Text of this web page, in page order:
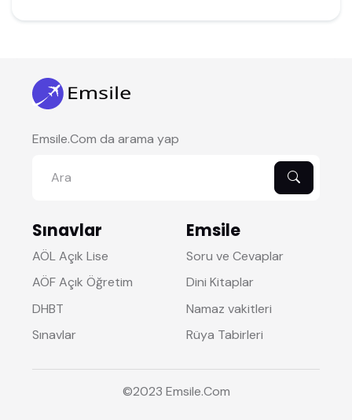
Emsile.Com da arama yap
Sınavlar
AÖL Açık Lise
AÖF Açık Öğretim
DHBT
Sınavlar
Emsile
Soru ve Cevaplar
Dini Kitaplar
Namaz vakitleri
Rüya Tabirleri
©2023 Emsile.Com